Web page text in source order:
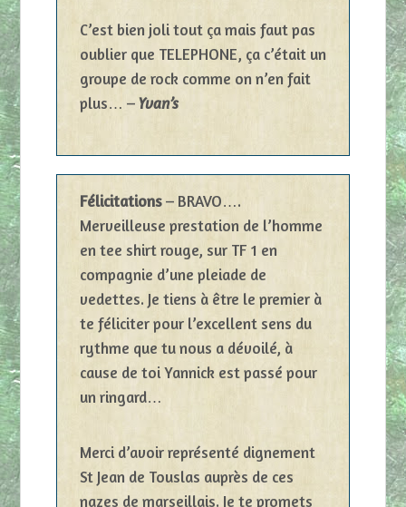
C’est bien joli tout ça mais faut pas
oublier que TELEPHONE, ça c’était un
groupe de rock comme on n’en fait
plus… –Yvan’s
Félicitations– BRAVO….
Merveilleuse prestation de l’homme
en tee shirt rouge, sur TF 1 en
compagnie d’une pleiade de
vedettes. Je tiens à être le premier à
te féliciter pour l’excellent sens du
rythme que tu nous a dévoilé, à
cause de toi Yannick est passé pour
un ringard…
Merci d’avoir représenté dignement
St Jean de Touslas auprès de ces
nazes de marseillais. Je te promets